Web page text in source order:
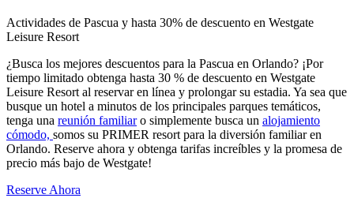
Actividades de Pascua y hasta 30% de descuento en Westgate
Leisure Resort
¿Busca los mejores descuentos para la Pascua en Orlando? ¡Por
tiempo limitado obtenga hasta 30 % de descuento en Westgate
Leisure Resort al reservar en línea y prolongar su estadia. Ya sea que
busque un hotel a minutos de los principales parques temáticos,
tenga una reunión familiaro simplemente busca un alojamiento
cómodo, somos su PRIMER resort para la diversión familiar en
Orlando. Reserve ahora y obtenga tarifas increíbles y la promesa de
precio más bajo de Westgate!
Reserve Ahora